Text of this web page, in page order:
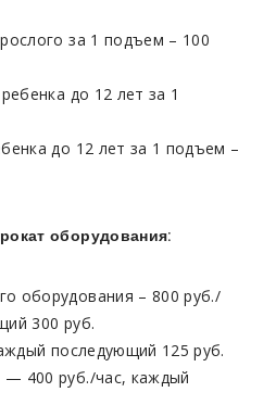
за 1 подъем – 100
до 12 лет за 1
до 12 лет за 1 подъем –
оборудования:
оборудования – 800 руб./
300 руб.
последующий 125 руб.
400 руб./час, каждый